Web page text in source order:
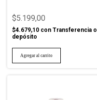
$5.199,00
$4.679,10 con Transferencia o
depósito